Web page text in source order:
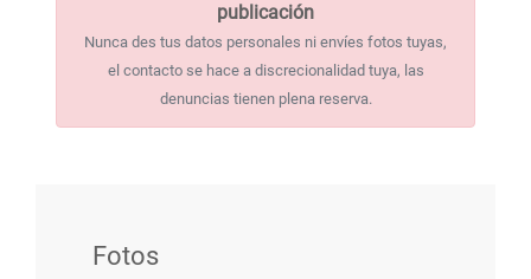
publicación
Nunca des tus datos personales ni envíes fotos tuyas,
el contacto se hace a discrecionalidad tuya, las
denuncias tienen plena reserva.
Fotos